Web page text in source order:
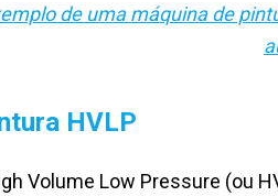
de uma máquina de
HVLP
Volume Low Pressure (ou